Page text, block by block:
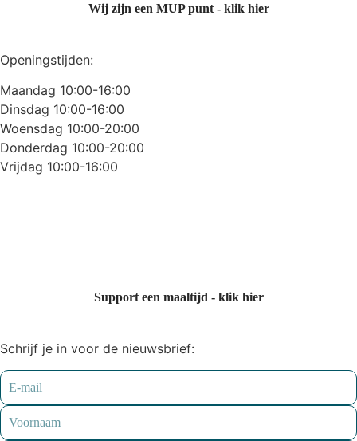
Wij zijn een MUP punt - klik hier
Openingstijden:
Maandag 10:00-16:00
Dinsdag 10:00-16:00
Woensdag 10:00-20:00
Donderdag 10:00-20:00
Vrijdag 10:00-16:00
Support een maaltijd - klik hier
Schrijf je in voor de nieuwsbrief: